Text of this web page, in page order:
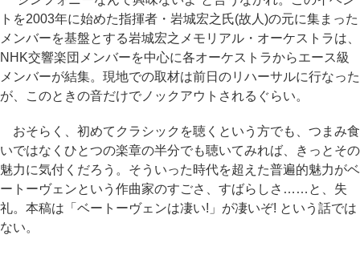
トを2003年に始めた指揮者・岩城宏之氏(故人)の元に集まった
メンバーを基盤とする岩城宏之メモリアル・オーケストラは、
NHK交響楽団メンバーを中心に各オーケストラからエース級
メンバーが結集。現地での取材は前日のリハーサルに行なった
が、このときの音だけでノックアウトされるぐらい。
おそらく、初めてクラシックを聴くという方でも、つまみ食
いではなくひとつの楽章の半分でも聴いてみれば、きっとその
魅力に気付くだろう。そういった時代を超えた普遍的魅力がベ
ートーヴェンという作曲家のすごさ、すばらしさ……と、失
礼。本稿は「ベートーヴェンは凄い!」が凄いぞ! という話では
ない。